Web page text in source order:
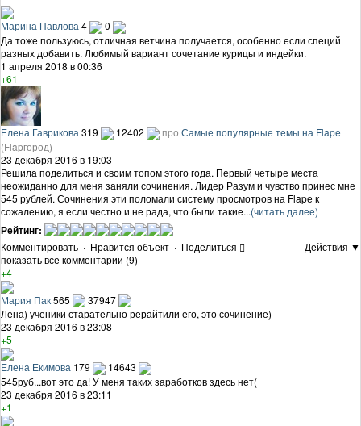
Марина Павлова 4
0
Да тоже пользуюсь, отличная ветчина получается, особенно если специй
разных добавить. Любимый вариант сочетание курицы и индейки.
1 апреля 2018 в 00:36
+61
Елена Гаврикова 319 12402 про Самые популярные темы на Flapе
(Flapгород)
23 декабря 2016 в 19:03
Решила поделиться и своим топом этого года. Первый четыре места
неожиданно для меня заняли сочинения. Лидер Разум и чувство принес мне
545 рублей. Сочинения эти поломали систему просмотров на Flapе к
сожалению, я если честно и не рада, что были такие...(читать далее)
Рейтинг:
Комментировать · Нравится объект · Поделиться
Действия ▼
показать все комментарии (9)
+4
Мария Пак565
37947
Лена) ученики старательно рерайтили его, это сочинение)
23 декабря 2016 в 23:08
+5
Елена Екимова 179
14643
545руб...вот это да! У меня таких заработков здесь нет(
23 декабря 2016 в 23:11
+1